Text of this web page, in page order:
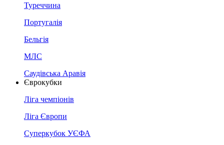
Туреччина
Португалія
Бельгія
МЛС
Саудівська Аравія
Єврокубки
Ліга чемпіонів
Ліга Європи
Суперкубок УЄФА